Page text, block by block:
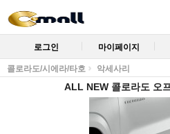
로그인 마이페이지
콜로라도/시에라/타호 악세사리
ALL NEW 콜로라도 오